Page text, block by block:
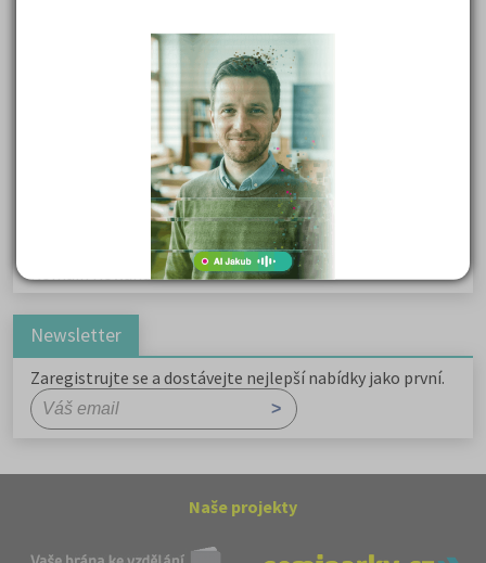
Kritika hry M. L. King v Salesiánském divadle
Důležité reakce organických sloučenin a jejich význam
Zákonitosti v elektronové struktuře
Základní charakteristiky obyvatelstva a geografie sídel
Karel Hynek Mácha: Máj
Karel Havlíček Borovský: Tyrolské elegie
Romain Rolland: Petr a Lucie
Newsletter
Zaregistrujte se a dostávejte nejlepší nabídky jako první.
Naše projekty